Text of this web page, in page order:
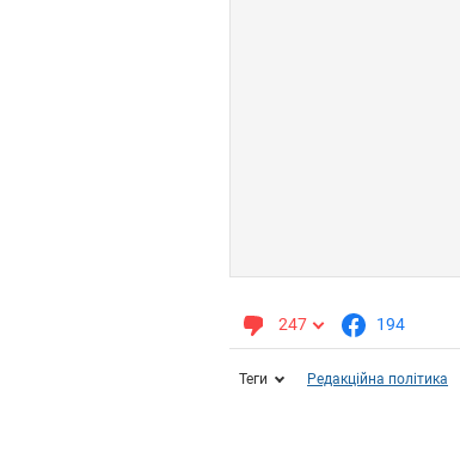
247 194
Теги Редакційна політика